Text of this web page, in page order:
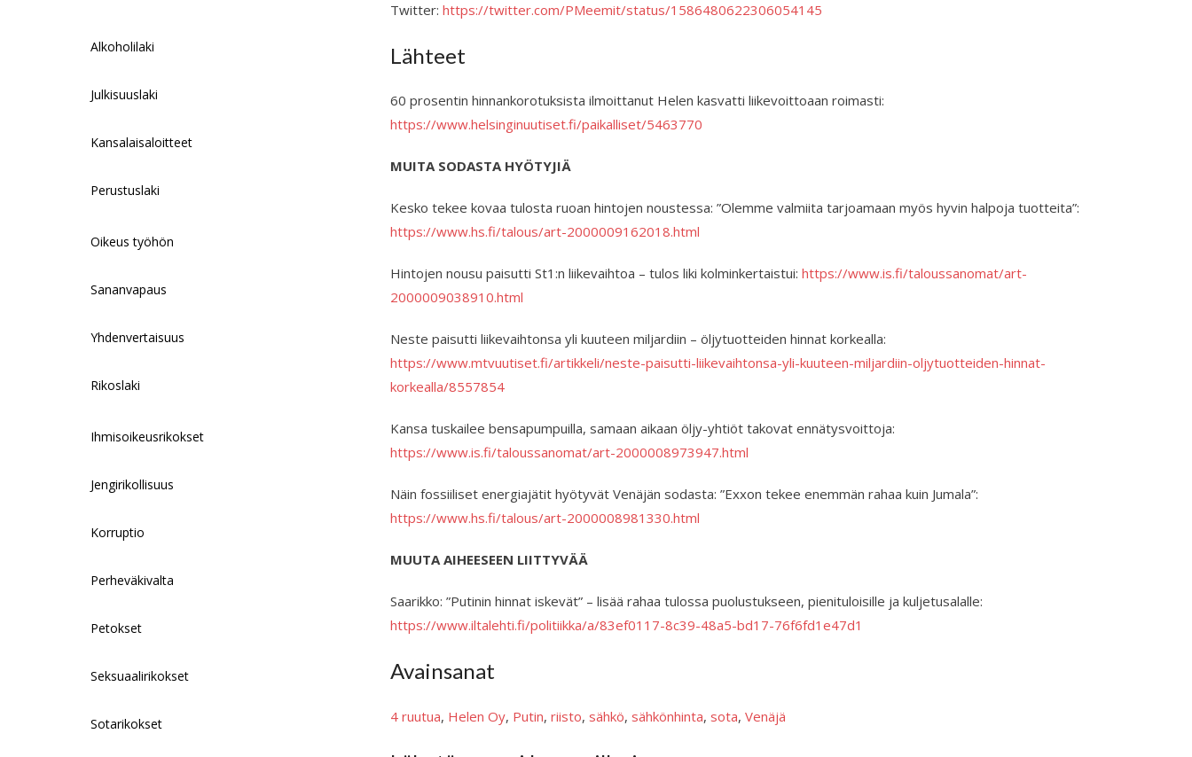
Twitter: https://twitter.com/PMeemit/status/1586480622306054145
Lähteet
60 prosentin hinnankorotuksista ilmoittanut Helen kasvatti liikevoittoaan roimasti:
https://www.helsinginuutiset.fi/paikalliset/5463770
MUITA SODASTA HYÖTYJIÄ
Kesko tekee kovaa tulosta ruoan hintojen noustessa: ”Olemme valmiita tarjoamaan myös hyvin halpoja tuotteita”:
https://www.hs.fi/talous/art-2000009162018.html
Hintojen nousu paisutti St1:n liikevaihtoa – tulos liki kolminkertaistui: https://www.is.fi/taloussanomat/art-
2000009038910.html
Neste paisutti liikevaihtonsa yli kuuteen miljardiin – öljytuotteiden hinnat korkealla:
https://www.mtvuutiset.fi/artikkeli/neste-paisutti-liikevaihtonsa-yli-kuuteen-miljardiin-oljytuotteiden-hinnat-
korkealla/8557854
Kansa tuskailee bensapumpuilla, samaan aikaan öljy-yhtiöt takovat ennätysvoittoja:
https://www.is.fi/taloussanomat/art-2000008973947.html
Näin fossiiliset energiajätit hyötyvät Venäjän sodasta: ”Exxon tekee enemmän rahaa kuin Jumala”:
https://www.hs.fi/talous/art-2000008981330.html
MUUTA AIHEESEEN LIITTYVÄÄ
Saarikko: ”Putinin hinnat iskevät” – lisää rahaa tulossa puolustukseen, pienituloisille ja kuljetusalalle:
https://www.iltalehti.fi/politiikka/a/83ef0117-8c39-48a5-bd17-76f6fd1e47d1
Avainsanat
4 ruutua, Helen Oy, Putin, riisto, sähkö, sähkönhinta, sota, Venäjä
Alkoholilaki
Julkisuuslaki
Kansalaisaloitteet
Perustuslaki
Oikeus työhön
Sananvapaus
Yhdenvertaisuus
Rikoslaki
Ihmisoikeusrikokset
Jengirikollisuus
Korruptio
Perheväkivalta
Petokset
Seksuaalirikokset
Sotarikokset